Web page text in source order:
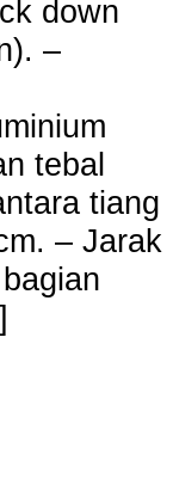
down
–
tebal
tiang
– Jarak